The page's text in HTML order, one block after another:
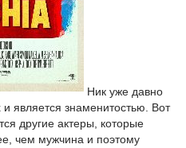
Ник уже давно
является знаменитостью. Вот
другие актеры, которые
чем мужчина и поэтому